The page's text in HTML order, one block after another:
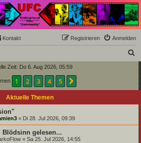
ist ein deutschsprachiges Filmforum und ein Paradies
des Mainstreams.
Kontakt Anmelden
Registrieren
Zeit: Do 6. Aug 2026, 05:59
1 2 3 4 5
Aktuelle Themen
« Di 28. Jul 2026, 09:39
Blödsinn gelesen...
« Sa 25. Jul 2026, 14:55